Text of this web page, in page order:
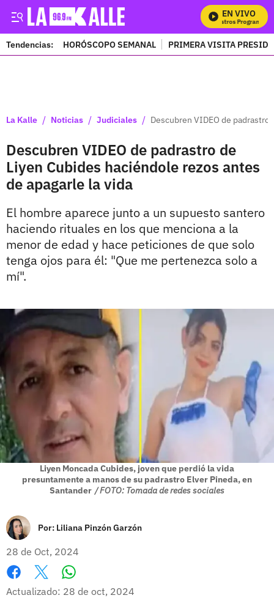
EN VIVO
Tendencias: HORÓSCOPO SEMANAL PRIMERA VISITA
La Kalle / Noticias / Judiciales / Descubren VIDEO de
Descubren VIDEO de padrastro de
Liyen Cubides haciéndole rezos antes
de apagarle la vida
El hombre aparece junto a un supuesto santero
haciendo rituales en los que menciona a la
menor de edad y hace peticiones de que solo
tenga ojos para él: "Que me pertenezca solo a
mí".
Liyen Moncada Cubides, joven que perdió la vida
presuntamente a manos de su padrastro Elver Pineda, en
Santander / FOTO: Tomada de redes sociales
Por: Liliana Pinzón Garzón
28 de Oct, 2024
Facebook
X
Actualizado: 28 de oct, 2024